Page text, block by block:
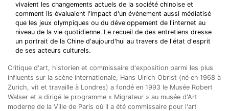
vivaient les changements actuels de la société chinoise et
comment ils évaluaient l'impact d'un événement aussi médiatisé
que les jeux olympiques ou du développement de l'internet au
niveau de la vie quotidienne. Le recueil de des entretiens dresse
un portrait de la Chine d'aujourd'hui au travers de l'état d'esprit
de ses acteurs culturels.
Critique d'art, historien et commissaire d'exposition parmi les plus
influents sur la scène internationale, Hans Ulrich Obrist (né en 1968 à
Zurich, vit et travaille à Londres) a fondé en 1993 le Musée Robert
Walser et a dirigé le programme « Migrateur » au musée d'Art
moderne de la Ville de Paris où il a été commissaire pour l'art